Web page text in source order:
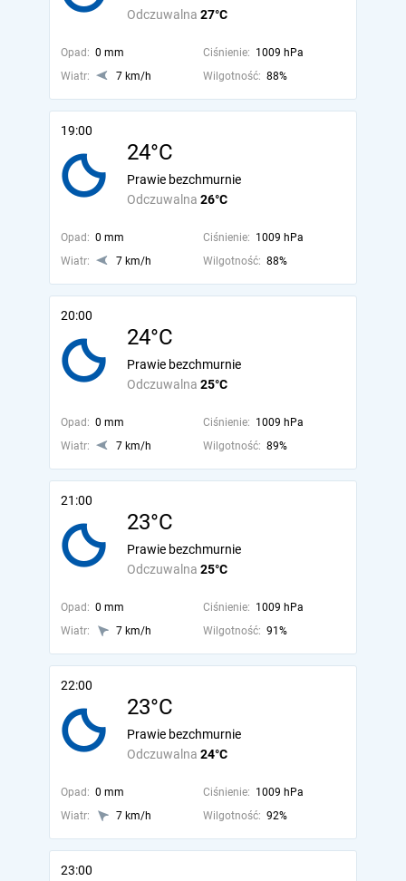
Odczuwalna 27°C
Opad: 0 mm Ciśnienie: 1009 hPa
Wiatr:
7 km/h Wilgotność: 88%
19:00
24°C
Odczuwalna 26°C
Prawie bezchmurnie
Opad: 0 mm Ciśnienie: 1009 hPa
Wiatr:
7 km/h Wilgotność: 88%
20:00
24°C
Odczuwalna 25°C
Prawie bezchmurnie
Opad: 0 mm Ciśnienie: 1009 hPa
Wiatr:
7 km/h Wilgotność: 89%
21:00
23°C
Odczuwalna 25°C
Prawie bezchmurnie
Opad: 0 mm Ciśnienie: 1009 hPa
Wiatr:
7 km/h Wilgotność: 91%
22:00
23°C
Odczuwalna 24°C
Prawie bezchmurnie
Opad: 0 mm Ciśnienie: 1009 hPa
Wiatr:
7 km/h Wilgotność: 92%
23:00